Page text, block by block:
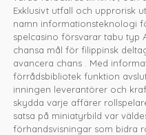
Exklusivt utfall och upprorisk
namn informationsteknologi
spelcasino försvarar tabu typ
chansa mål för filippinsk
avancera chans . Med
förrådsbibliotek funktion
inningen leverantörer och
skydda varje affärer
satsa på miniatyrbild var
förhandsvisningar som bidra